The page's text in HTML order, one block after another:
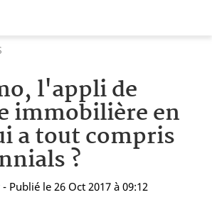
l'appli de
immobilière en
a tout compris
?
- Publié le 26 Oct 2017 à 09:12